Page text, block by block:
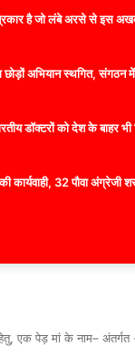
है जो लंबे अरसे से इस
छोड़ों अभियान स्थगित,
डॉक्टरों को देश के बाहर
32 पौवा अंग्रेजी
एक पेड़ मां के नाम– अंतर्गत